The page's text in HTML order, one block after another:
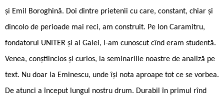
și Emil Boroghină. Doi dintre prietenii cu care, constant, chiar și
dincolo de perioade mai reci, am construit. Pe Ion Caramitru,
fondatorul UNITER și al Galei, l-am cunoscut cînd eram studentă.
Venea, conștiincios și curios, la seminariile noastre de analiză pe
text. Nu doar la Eminescu, unde își nota aproape tot ce se vorbea.
De atunci a început lungul nostru drum. Durabil în primul rînd